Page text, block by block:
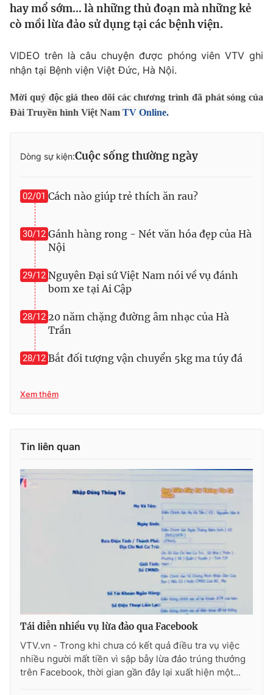
Thế giới
Thế giới đó đây
Câu chuyện quốc tế
Kinh tế
Thị trường
Dữ liệu và đời sống
Phim VTV
Nhân vật
Khán giả
Giải sao mai
Giải trí
Điện ảnh
Âm nhạc
Sao
Đời sống
Du lịch
Làm đẹp
Chất lượng cuộc sống
Giáo dục
Tuyển sinh
Học trực tuyến
Công nghệ
Hitech Công nghệ tương lai
Sản phẩm
Thị trường
Tư vấn
Giao lưu trực tuyến
Lịch phát sóng
Photo
Video
VTV Thể thao
Bất động sản
Tấm lòng Việt
VTV4 Vươn mình bằng AI
VTV9 VTV8
hay mổ sớm… là những thủ đoạn mà những kẻ
cò mồi lừa đảo sử dụng tại các bệnh viện.
VIDEO trên là câu chuyện được phóng viên VTV ghi
nhận tại Bệnh viện Việt Đức, Hà Nội.
Mời quý độc giả theo dõi các chương trình đã phát sóng của
Đài Truyền hình Việt Nam TV Online.
Dòng sự kiện:Cuộc sống thường ngày
02/01 Cách nào giúp trẻ thích ăn rau?
30/12 Gánh hàng rong - Nét văn hóa đẹp của Hà
Nội
29/12 Nguyên Đại sứ Việt Nam nói về vụ đánh
bom xe tại Ai Cập
28/12 20 năm chặng đường âm nhạc của Hà
Trần
28/12 Bắt đối tượng vận chuyển 5kg ma túy đá
Xem thêm
Tin liên quan
Tái diễn nhiều vụ lừa đảo qua Facebook
VTV.vn - Trong khi chưa có kết quả điều tra vụ việc
nhiều người mất tiền vì sập bẫy lừa đảo trúng thưởng
trên Facebook, thời gian gần đây lại xuất hiện một...